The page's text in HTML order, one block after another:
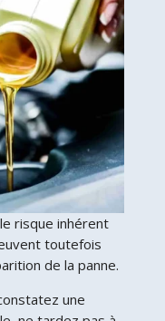
risque inhérent
toutefois
de la panne.
une